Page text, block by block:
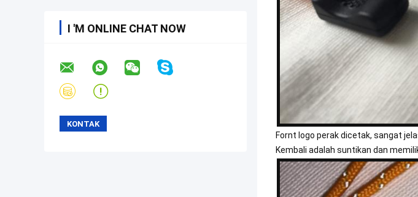
I 'M ONLINE CHAT NOW
Fornt logo perak dicetak, sangat
Kembali adalah suntikan dan